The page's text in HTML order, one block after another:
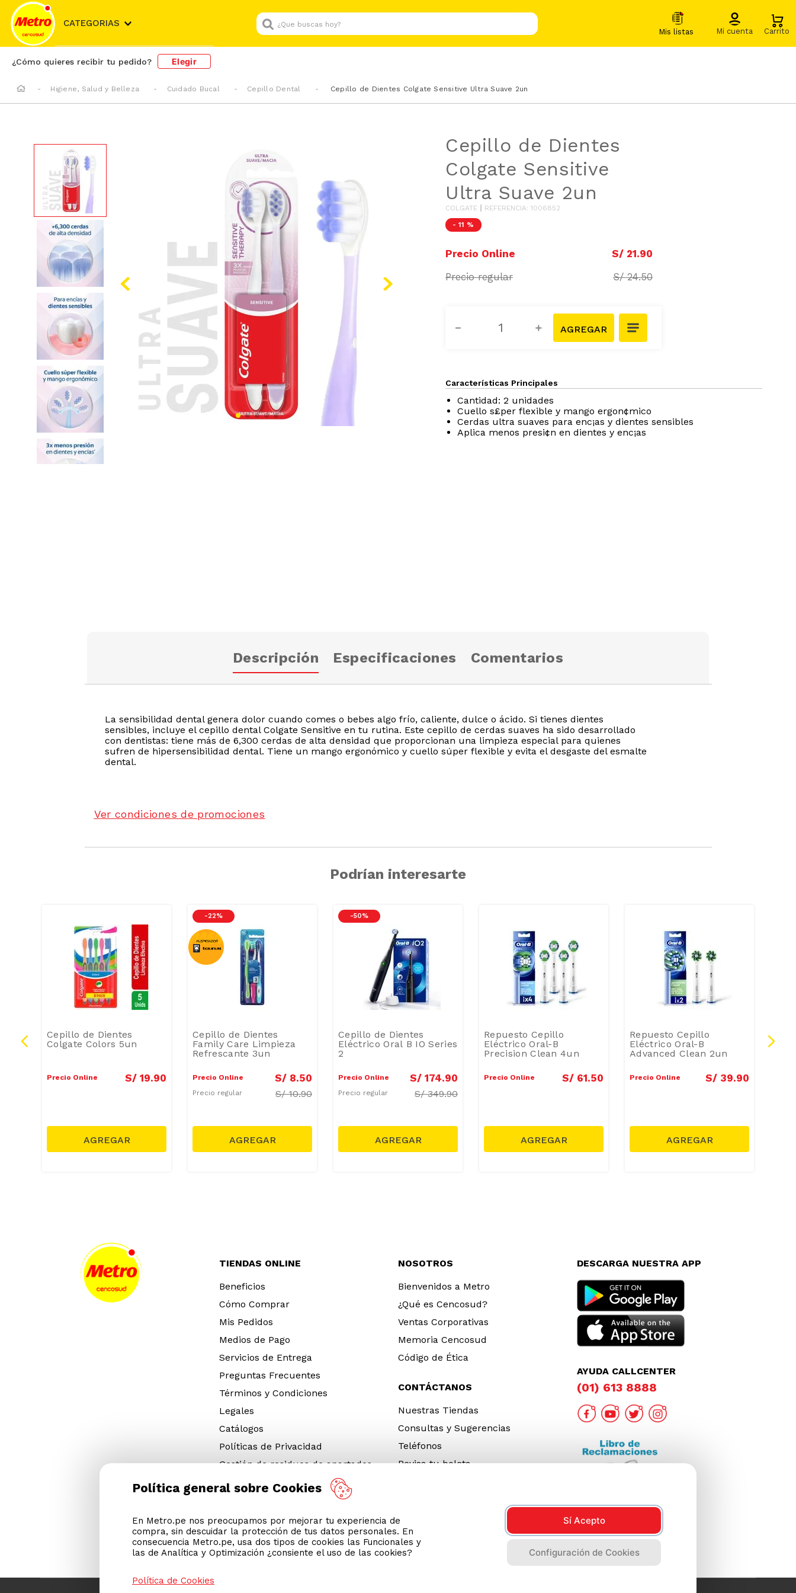
CATEGORIAS
¿Que buscas hoy?
¿Cómo quieres recibir tu pedido? Elegir
Higiene, Salud y Belleza Cuidado Bucal Cepillo Dental Cepillo de Dientes Colgate Sensitive Ultra Suave 2un
Cepillo de Dientes
Colgate Sensitive
Ultra Suave 2un
COLGATE REFERENCIA: 1006852
- 11 %
S/ 21.90
S/ 24.50
＋
－
Características Principales
Cantidad: 2 unidades
Cuello s£per flexible y mango ergon¢mico
Cerdas ultra suaves para enc¡as y dientes sensibles
Aplica menos presi¢n en dientes y enc¡as
Descripción Especificaciones Comentarios
La sensibilidad dental genera dolor cuando comes o bebes algo frío, caliente, dulce o ácido. Si tienes dientes
sensibles, incluye el cepillo dental Colgate Sensitive en tu rutina. Este cepillo de cerdas suaves ha sido desarrollado
con dentistas: tiene más de 6,300 cerdas de alta densidad que proporcionan una limpieza especial para quienes
sufren de hipersensibilidad dental. Tiene un mango ergonómico y cuello súper flexible y evita el desgaste del esmalte
dental.
Ver condiciones de promociones
Podrían interesarte
Cepillo de Dientes
Colgate Colors 5un
Precio Online S/ 19.90
-22 %
Cepillo de Dientes
Family Care Limpieza
Refrescante 3un
Precio Online S/ 8.50
Precio regular S/10.90
-50 %
Cepillo de Dientes
Eléctrico Oral B IO Series
2
Precio Online S/ 174.90
Precio regular S/349.90
Repuesto Cepillo
Eléctrico Oral-B
Precision Clean 4un
Precio Online S/ 61.50
Repuesto Cepillo
Eléctrico Oral-B
Advanced Clean 2un
Precio Online S/ 39.90
TIENDAS ONLINE
Beneficios
Cómo Comprar
Mis Pedidos
Medios de Pago
Servicios de Entrega
Preguntas Frecuentes
Términos y Condiciones
Legales
Catálogos
Políticas de Privacidad
Gestión de residuos de apartados
Gestión de Neumáticos Fuera de Uso
Descargar App
Cyber Metro 2026
NOSOTROS
Bienvenidos a Metro
¿Qué es Cencosud?
Ventas Corporativas
Memoria Cencosud
Código de Ética
CONTÁCTANOS
Nuestras Tiendas
Consultas y Sugerencias
Teléfonos
Revisa tu boleta
DESCARGA NUESTRA APP
AYUDA CALLCENTER
(01) 613 8888
Política general sobre Cookies
En Metro.pe nos preocupamos por mejorar tu experiencia de
compra, sin descuidar la protección de tus datos personales. En
consecuencia Metro.pe, usa dos tipos de cookies las Funcionales y
las de Analítica y Optimización ¿consiente el uso de las cookies?
Sí Acepto
Configuración de Cookies
Política de Cookies